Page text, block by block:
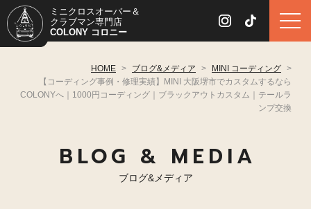
ミニクロスオーバー＆
クラブマン専門店
COLONY コロニー
HOME > ブログ&メディア > MINI コーディング >
【コーディング事例・修理実績】MINI 大阪堺市でカスタムするなら
COLONYへ｜1000円コーディング｜ブラックアウトカスタム｜テールラ
ンプ交換
BLOG & MEDIA
ブログ&メディア